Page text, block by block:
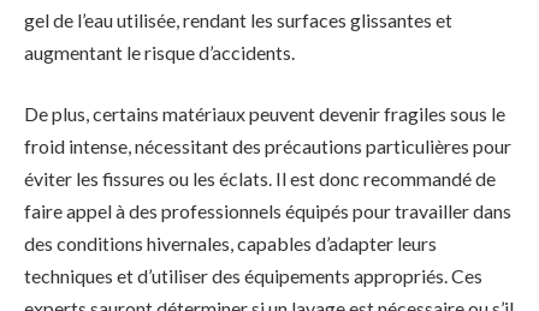
gel de l’eau utilisée, rendant les surfaces glissantes et
augmentant le risque d’accidents.
De plus, certains matériaux peuvent devenir fragiles sous le
froid intense, nécessitant des précautions particulières pour
éviter les fissures ou les éclats. Il est donc recommandé de
faire appel à des professionnels équipés pour travailler dans
des conditions hivernales, capables d’adapter leurs
techniques et d’utiliser des équipements appropriés. Ces